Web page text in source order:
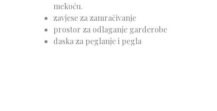
mekoću.
zavjese za zamračivanje
prostor za odlaganje garderobe
daska za peglanje i pegla